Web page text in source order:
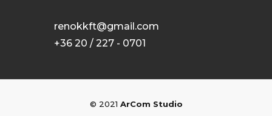
renokkft@gmail.com
+36 20 / 227 - 0701
© 2021 ArCom Studio